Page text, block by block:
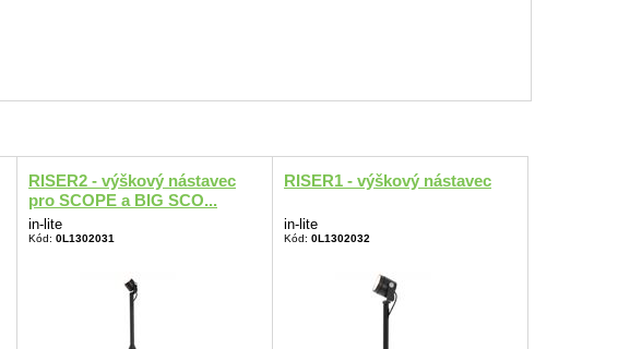
RISER2 - výškový nástavec
pro SCOPE a BIG SCO...
in-lite
Kód: 0L1302031
RISER1 - výškový nástavec
in-lite
Kód: 0L1302032